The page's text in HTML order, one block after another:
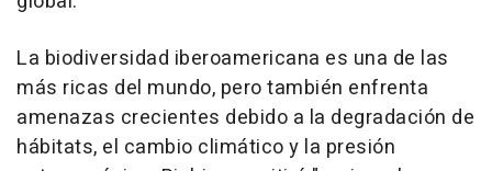
La biodiversidad iberoamericana es una de las
más ricas del mundo, pero también enfrenta
amenazas crecientes debido a la degradación de
hábitats, el cambio climático y la presión